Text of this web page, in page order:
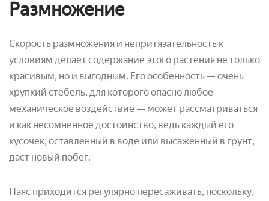
Размножение
Скорость размножения и непритязательность к
условиям делает содержание этого растения не только
красивым, но и выгодным. Его особенность — очень
хрупкий стебель, для которого опасно любое
механическое воздействие — может рассматриваться
и как несомненное достоинство, ведь каждый его
кусочек, оставленный в воде или высаженный в грунт,
даст новый побег.
Наяс приходится регулярно пересаживать, поскольку,